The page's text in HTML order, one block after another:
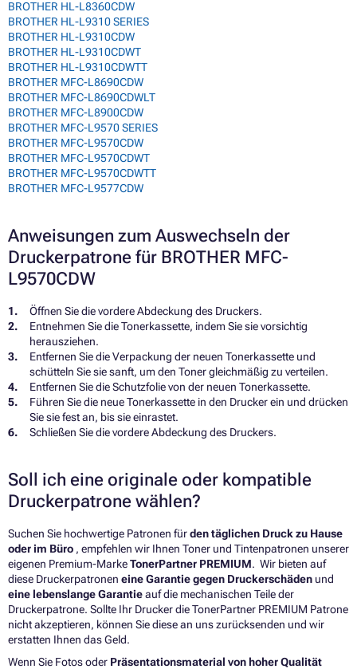
BROTHER HL-L8360CDW
BROTHER HL-L9310 SERIES
BROTHER HL-L9310CDW
BROTHER HL-L9310CDWT
BROTHER HL-L9310CDWTT
BROTHER MFC-L8690CDW
BROTHER MFC-L8690CDWLT
BROTHER MFC-L8900CDW
BROTHER MFC-L9570 SERIES
BROTHER MFC-L9570CDW
BROTHER MFC-L9570CDWT
BROTHER MFC-L9570CDWTT
BROTHER MFC-L9577CDW
Anweisungen zum Auswechseln der
Druckerpatrone für BROTHER MFC-
L9570CDW
Öffnen Sie die vordere Abdeckung des Druckers.
Entnehmen Sie die Tonerkassette, indem Sie sie vorsichtig
herausziehen.
Entfernen Sie die Verpackung der neuen Tonerkassette und
schütteln Sie sie sanft, um den Toner gleichmäßig zu verteilen.
Entfernen Sie die Schutzfolie von der neuen Tonerkassette.
Führen Sie die neue Tonerkassette in den Drucker ein und drücken
Sie sie fest an, bis sie einrastet.
Schließen Sie die vordere Abdeckung des Druckers.
Soll ich eine originale oder kompatible
Druckerpatrone wählen?
Suchen Sie hochwertige Patronen fürden täglichen Druck zu Hause
oder im Büro , empfehlen wir Ihnen Toner und Tintenpatronen unserer
eigenen Premium-MarkeTonerPartner PREMIUM. Wir bieten auf
diese Druckerpatronen eine Garantie gegen Druckerschäden und
eine lebenslange Garantieauf die mechanischen Teile der
Druckerpatrone. Sollte Ihr Drucker die TonerPartner PREMIUM Patrone
nicht akzeptieren, können Sie diese an uns zurücksenden und wir
erstatten Ihnen das Geld.
Wenn Sie Fotos oder Präsentationsmaterial von hoher Qualität